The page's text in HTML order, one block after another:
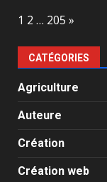
Page:
1 2 … 205 Next
»
CATÉGORIES
Agriculture
Auteure
Création
Création web